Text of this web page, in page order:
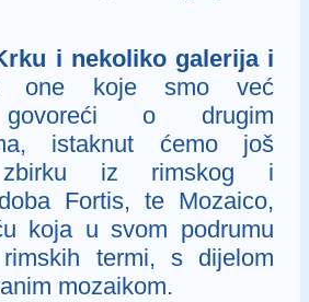
i nekoliko galerija i
koje smo već
govoreći o drugim
istaknut ćemo još
zbirku iz rimskog i
Fortis, te Mozaico,
koja u svom podrumu
termi, s dijelom
mozaikom.